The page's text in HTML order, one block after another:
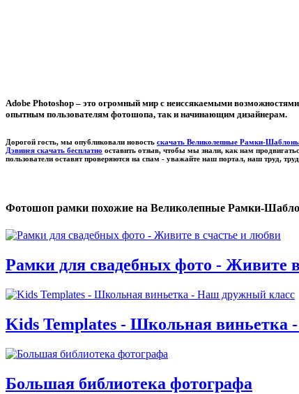
Adobe Photoshop – это огромный мир с неиссякаемыми
опытным пользователям фотошопа, так и начинающим дизайнерам.
Дорогой гость, мы опубликовали новость скачать Великолепные Рамки-
Дэвинея скачать бесплатно оставить отзыв, чтобы мы знали, как нам
пользователи оставят проверяются на спам - уважайте наш портал, наш труд,
Фотошоп рамки похожие на Великолепные Рамки-
Рамки для свадебных фото - Живите
Kids Templates - Школьная
Большая библиотека фотографа